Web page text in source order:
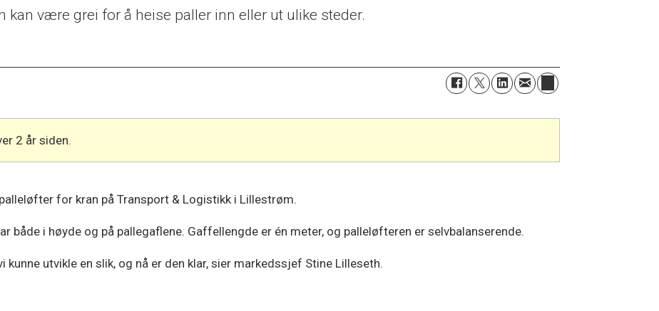
kan være grei for å heise paller inn eller ut ulike steder.
2 år siden.
for kran på Transport & Logistikk i Lillestrøm.
både i høyde og på pallegaflene. Gaffellengde er én meter, og palleløfteren er selvbalanserende.
utvikle en slik, og nå er den klar, sier markedssjef Stine Lilleseth.